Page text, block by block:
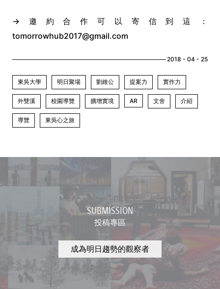
→ 邀約合作可以寄信到這：
tomorrowhub2017@gmail.com
2018 - 04 - 25
東吳大學 明日聚場 劉維公 提案力 實作力
外雙溪 校園導覽 擴增實境 AR 文舍 介紹
導覽 東吳心之旅
SUBMISSION
投稿專區
成為明日趨勢的觀察者